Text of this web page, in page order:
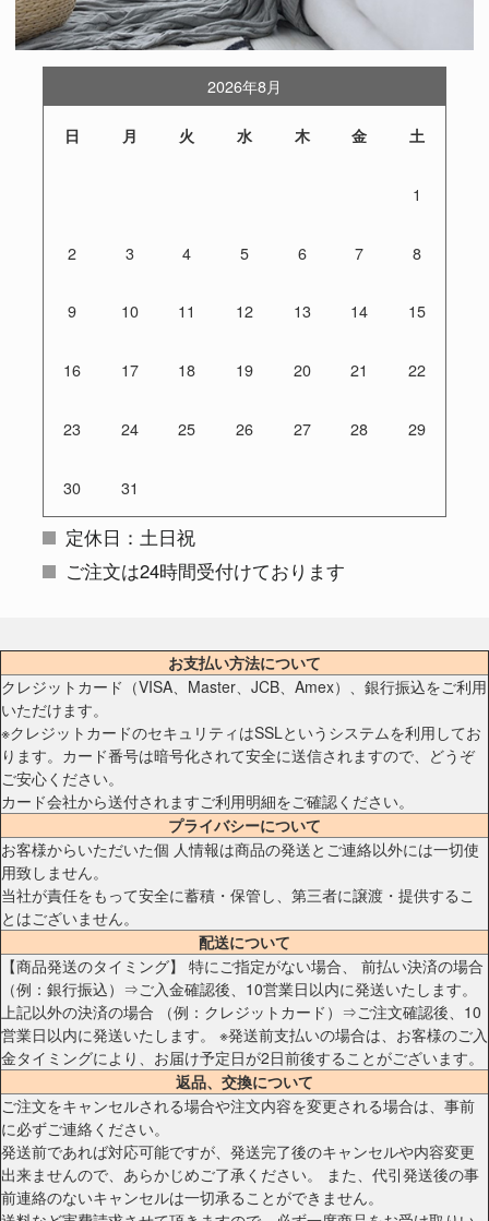
2026年8月
日 月 火 水 木 金 土
1
2 3 4 5 6 7 8
9 10 11 12 13 14 15
16 17 18 19 20 21 22
23 24 25 26 27 28 29
30 31
定休日：土日祝
ご注文は24時間受付けております
お支払い方法について
クレジットカード（VISA、Master、JCB、Amex）、銀行振込をご利用
いただけます。
※クレジットカードのセキュリティはSSLというシステムを利用してお
ります。カード番号は暗号化されて安全に送信されますので、どうぞ
ご安心ください。
カード会社から送付されますご利用明細をご確認ください。
プライバシーについて
お客様からいただいた個 人情報は商品の発送とご連絡以外には一切使
用致しません。
当社が責任をもって安全に蓄積・保管し、第三者に譲渡・提供するこ
とはございません。
配送について
【商品発送のタイミング】 特にご指定がない場合、 前払い決済の場合
（例：銀行振込）⇒ご入金確認後、10営業日以内に発送いたします。
上記以外の決済の場合 （例：クレジットカード）⇒ご注文確認後、10
営業日以内に発送いたします。 ※発送前支払いの場合は、お客様のご入
金タイミングにより、お届け予定日が2日前後することがございます。
返品、交換について
ご注文をキャンセルされる場合や注文内容を変更される場合は、事前
に必ずご連絡ください。
発送前であれば対応可能ですが、発送完了後のキャンセルや内容変更
出来ませんので、あらかじめご了承ください。 また、代引発送後の事
前連絡のないキャンセルは一切承ることができません。